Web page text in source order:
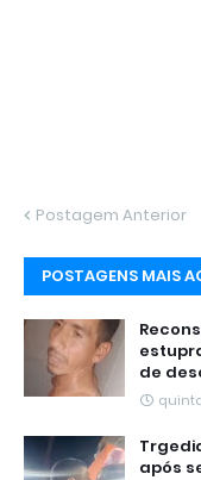
Postagem Anterior
POSTAGENS MAIS
de
após